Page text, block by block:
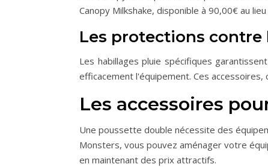
Canopy Milkshake, disponible à 90,00€ au
Les protections contre
Les habillages pluie spécifiques
efficacement l'équipement. Ces
Les accessoires
Une poussette double nécessite des
Monsters, vous pouvez aménager votre
en maintenant des prix attractifs.